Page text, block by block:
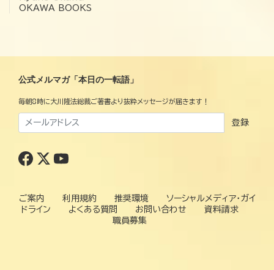
OKAWA BOOKS
公式メルマガ「本日の一転語」
毎朝8時に大川隆法総裁ご著書より抜粋メッセージが届きます！
登録
ご案内 利用規約 推奨環境
ソーシャルメディア・ガイ
ドライン
よくある質問 お問い合わせ
資料請求
職員募集